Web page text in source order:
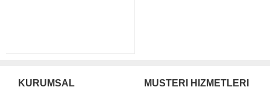
KURUMSAL MUSTERI HIZMETLERI